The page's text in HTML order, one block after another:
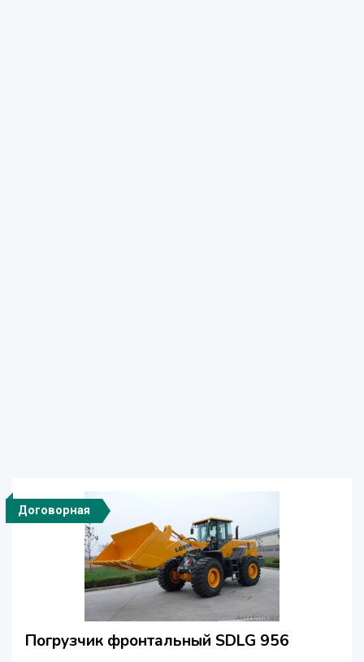
Договорная
Погрузчик фронтальный SDLG 956